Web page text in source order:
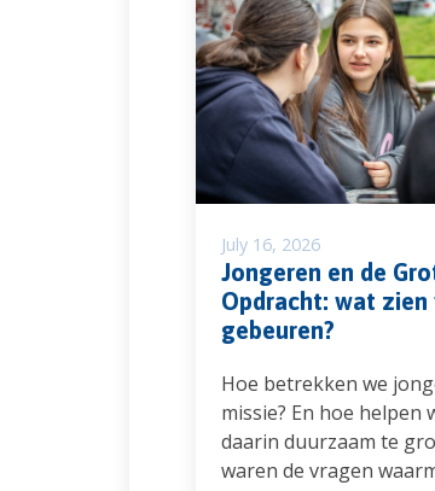
July 16, 2026
Jongeren en de
Opdracht: wat zien
gebeuren?
Hoe betrekken we
missie? En hoe helpen
daarin duurzaam te
waren de vragen